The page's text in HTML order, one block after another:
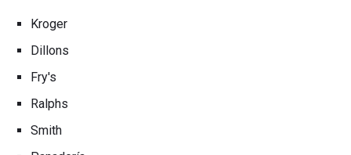
Kroger
Dillons
Fry's
Ralphs
Smith